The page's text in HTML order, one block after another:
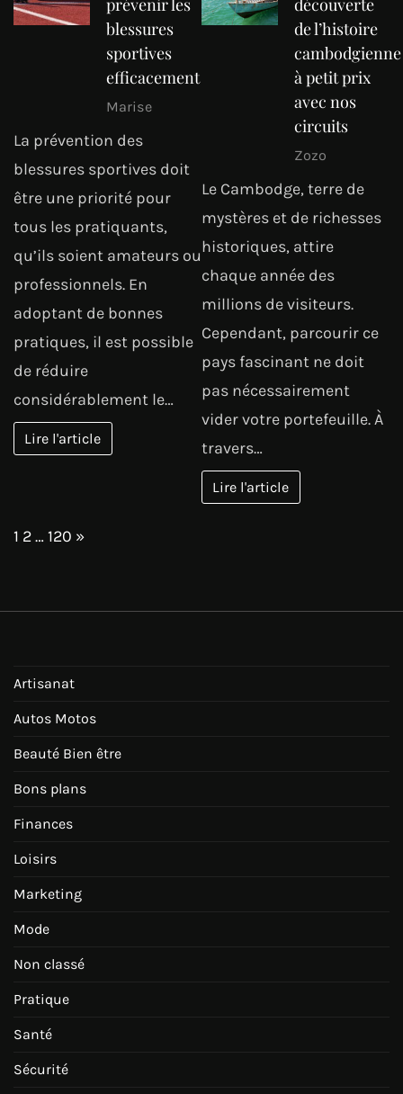
prévenir les
blessures
sportives
efficacement
Marise
La prévention des
blessures sportives doit
être une priorité pour
tous les pratiquants,
qu’ils soient amateurs ou
professionnels. En
adoptant de bonnes
pratiques, il est possible
de réduire
considérablement le…
Lire l'article
découverte
de l’histoire
cambodgienne
à petit prix
avec nos
circuits
Zozo
Le Cambodge, terre de
mystères et de richesses
historiques, attire
chaque année des
millions de visiteurs.
Cependant, parcourir ce
pays fascinant ne doit
pas nécessairement
vider votre portefeuille. À
travers…
Lire l'article
Page:
1 2…120 Next
»
Artisanat
Autos Motos
Beauté Bien être
Bons plans
Finances
Loisirs
Marketing
Mode
Non classé
Pratique
Santé
Sécurité